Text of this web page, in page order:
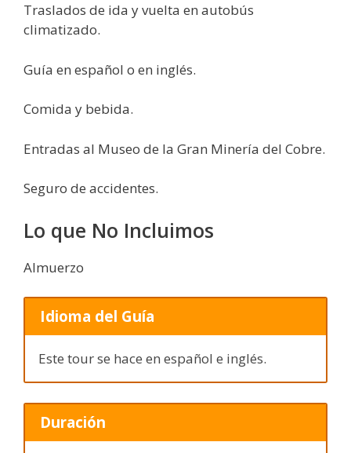
Traslados de ida y vuelta en autobús
climatizado.
Guía en español o en inglés.
Comida y bebida.
Entradas al Museo de la Gran Minería del Cobre.
Seguro de accidentes.
Lo que No Incluimos
Almuerzo
Idioma del Guía
Este tour se hace en español e inglés.
Duración